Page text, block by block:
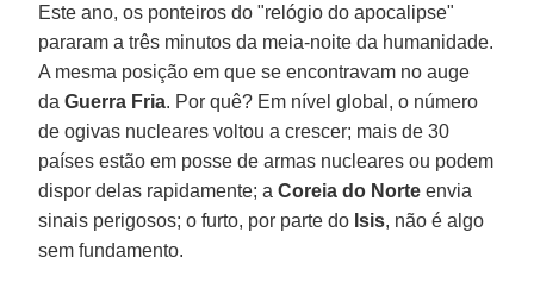
Este ano, os ponteiros do "relógio do apocalipse"
pararam a três minutos da meia-noite da humanidade.
A mesma posição em que se encontravam no auge
daGuerra Fria. Por quê? Em nível global, o número
de ogivas nucleares voltou a crescer; mais de 30
países estão em posse de armas nucleares ou podem
dispor delas rapidamente; aCoreia do Norte envia
sinais perigosos; o furto, por parte do Isis, não é algo
sem fundamento.